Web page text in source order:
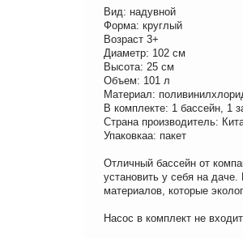
Вид: надувной
Форма: круглый
Возраст 3+
Диаметр: 102 см
Высота: 25 см
Объем: 101 л
Материал:
В комплекте: 1 бассейн, 1
Страна производитель:
Упаковкаа: пакет
Отличный бассейн от
установить у себя на
материалов, которые
Насос в комплект не